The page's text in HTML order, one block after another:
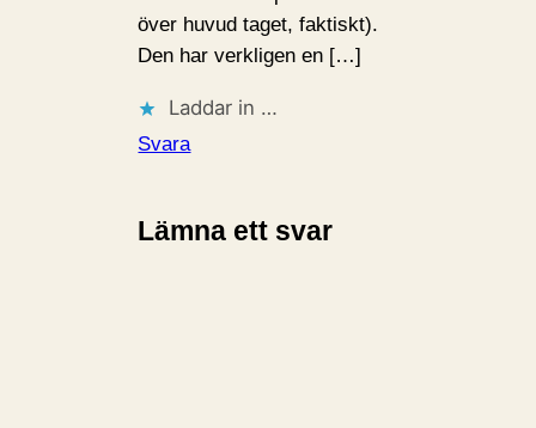
över huvud taget, faktiskt).
Den har verkligen en […]
Laddar in …
Svara
Lämna ett svar